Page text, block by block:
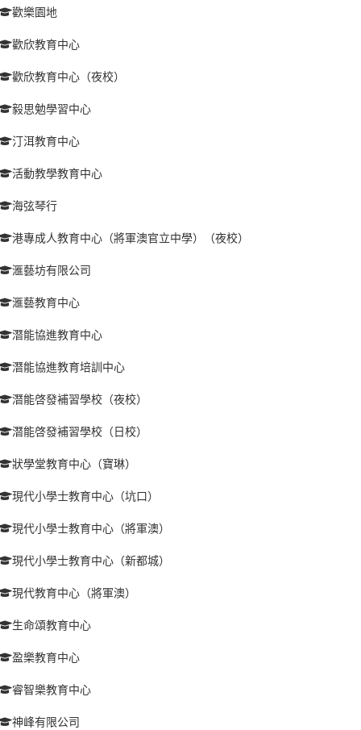
歡樂園地
歡欣教育中心
歡欣教育中心（夜校）
毅思勉學習中心
汀洱教育中心
活動教學教育中心
海弦琴行
港專成人教育中心（將軍澳官立中學）（夜校）
滙藝坊有限公司
滙藝教育中心
潛能協進教育中心
潛能協進教育培訓中心
潛能啓發補習學校（夜校）
潛能啓發補習學校（日校）
狀學堂教育中心（寶琳）
現代小學士教育中心（坑口）
現代小學士教育中心（將軍澳）
現代小學士教育中心（新都城）
現代教育中心（將軍澳）
生命頌教育中心
盈樂教育中心
睿智樂教育中心
神峰有限公司